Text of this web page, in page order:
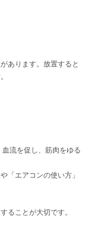
あります。放置すると
流を促し、筋肉をゆる
「エアコンの使い方」
ることが大切です。